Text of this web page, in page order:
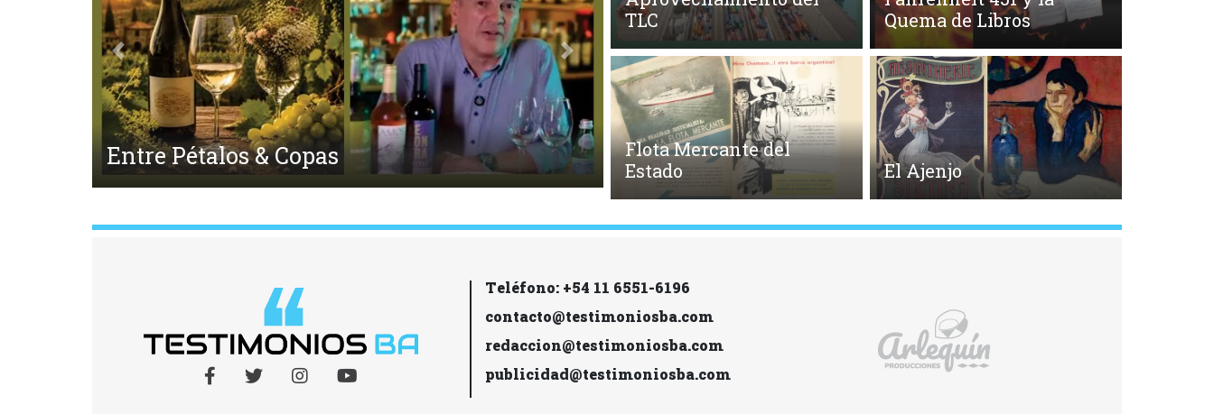
El Ego y el Amor Extendidos
Anterior Siguiente
TLC
Quema de Libros
Flota Mercante del
Estado
El Ajenjo
Teléfono: +54 11 6551-6196
contacto@testimoniosba.com
redaccion@testimoniosba.com
publicidad@testimoniosba.com